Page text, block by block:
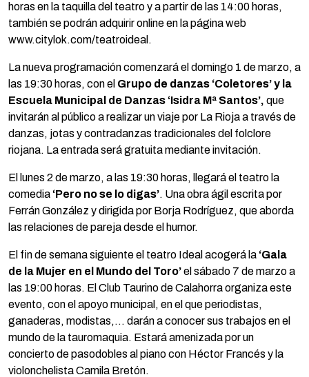
horas en la taquilla del teatro y a partir de las 14:00 horas,
también se podrán adquirir online en la página web
www.citylok.com/teatroideal.
La nueva programación comenzará el domingo 1 de marzo, a
las 19:30 horas, con el Grupo de danzas ‘Coletores’ y la
Escuela Municipal de Danzas ‘Isidra Mª Santos’, que
invitarán al público a realizar un viaje por La Rioja a través de
danzas, jotas y contradanzas tradicionales del folclore
riojana. La entrada será gratuita mediante invitación.
El lunes 2 de marzo, a las 19:30 horas, llegará el teatro la
comedia ‘Pero no se lo digas’. Una obra ágil escrita por
Ferrán González y dirigida por Borja Rodríguez, que aborda
las relaciones de pareja desde el humor.
El fin de semana siguiente el teatro Ideal acogerá la ‘Gala
de la Mujer en el Mundo del Toro’el sábado 7 de marzo a
las 19:00 horas. El Club Taurino de Calahorra organiza este
evento, con el apoyo municipal, en el que periodistas,
ganaderas, modistas,… darán a conocer sus trabajos en el
mundo de la tauromaquia. Estará amenizada por un
concierto de pasodobles al piano con Héctor Francés y la
violonchelista Camila Bretón.